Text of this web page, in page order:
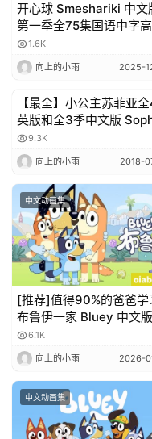
开心球 Smeshariki 中文
第一季全75集国语中字高
720P视频MP4网盘下载
1.6K
向上的小雨 2025-
3-6岁动画
【最全】小公主苏菲亚
英版和全3季中文版
the First 1~4季合辑 剧场
9.3K
向上的小雨 2018-
中文动画集
[推荐]值得90%的爸爸学
布鲁伊一家 Bluey 中文
画片第1/2季全104集网盘
载
6.1K
向上的小雨 2026-
中文动画集